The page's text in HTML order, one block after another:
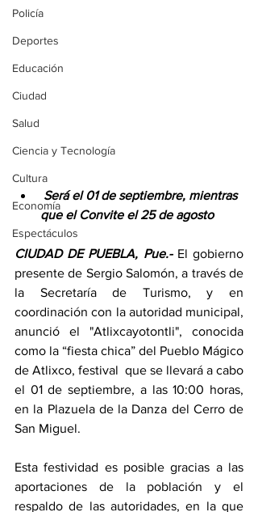
Policía
Deportes
Educación
Ciudad
Salud
Ciencia y Tecnología
Cultura
Economía
Espectáculos
Será el 01 de septiembre, mientras
que el Convite el 25 de agosto
CIUDAD DE PUEBLA, Pue.- El gobierno
presente de Sergio Salomón, a través de
la Secretaría de Turismo, y en
coordinación con la autoridad municipal,
anunció el "Atlixcayotontli", conocida
como la “fiesta chica” del Pueblo Mágico
de Atlixco, festival  que se llevará a cabo
el 01 de septiembre, a las 10:00 horas,
en la Plazuela de la Danza del Cerro de
San Miguel.
Esta festividad es posible gracias a las
aportaciones de la población y el
respaldo de las autoridades, en la que